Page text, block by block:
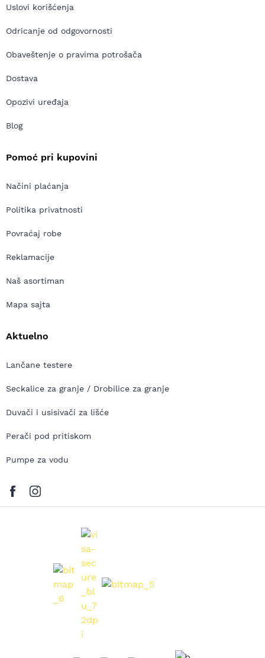
Uslovi korišćenja
Odricanje od odgovornosti
Obaveštenje o pravima potrošača
Dostava
Opozivi uređaja
Blog
Pomoć pri kupovini
Načini plaćanja
Politika privatnosti
Povraćaj robe
Reklamacije
Naš asortiman
Mapa sajta
Aktuelno
Lančane testere
Seckalice za granje / Drobilice za granje
Duvači i usisivači za lišće
Perači pod pritiskom
Pumpe za vodu